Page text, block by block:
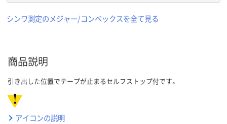
シンワ測定のメジャー/コンベックスを全て見る
商品説明
引き出した位置でテープが止まるセルフストップ付です。
アイコンの説明